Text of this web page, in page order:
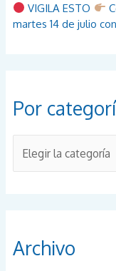
VIGILA ESTO
martes 14 de julio
Por
t
Archivo